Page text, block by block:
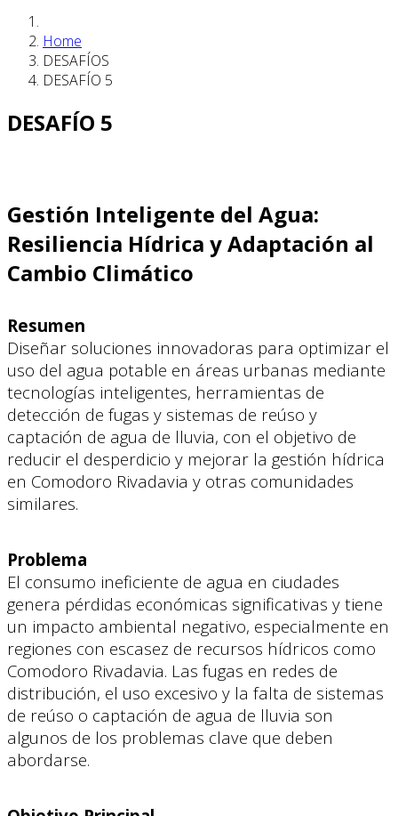
Home
DESAFÍOS
DESAFÍO 5
DESAFÍO 5
Gestión Inteligente del Agua:
Resiliencia Hídrica y Adaptación al
Cambio Climático
Resumen
Diseñar soluciones innovadoras para optimizar el
uso del agua potable en áreas urbanas mediante
tecnologías inteligentes, herramientas de
detección de fugas y sistemas de reúso y
captación de agua de lluvia, con el objetivo de
reducir el desperdicio y mejorar la gestión hídrica
en Comodoro Rivadavia y otras comunidades
similares.
Problema
El consumo ineficiente de agua en ciudades
genera pérdidas económicas significativas y tiene
un impacto ambiental negativo, especialmente en
regiones con escasez de recursos hídricos como
Comodoro Rivadavia. Las fugas en redes de
distribución, el uso excesivo y la falta de sistemas
de reúso o captación de agua de lluvia son
algunos de los problemas clave que deben
abordarse.